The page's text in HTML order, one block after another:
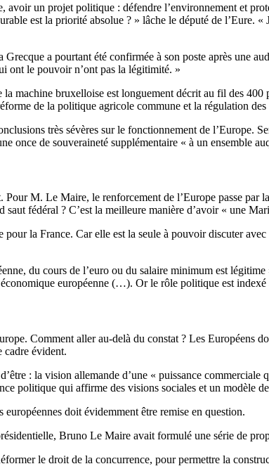
avoir un projet politique : défendre l’environnement et
est la priorité absolue ? » lâche le député de l’Eure.
a pourtant été confirmée à son poste après une
ont le pouvoir n’ont pas la légitimité. »
machine bruxelloise est longuement décrit au fil des
de la politique agricole commune et la régulation
très sévères sur le fonctionnement de l’Europe.
once de souveraineté supplémentaire « à un ensemble
M. Le Maire, le renforcement de l’Europe passe
saut fédéral ? C’est la meilleure manière d’avoir « une
pour la France. Car elle est la seule à pouvoir discuter
du cours de l’euro ou du salaire minimum est
européenne (…). Or le rôle politique est
Comment aller au-delà du constat ? Les
cadre évident.
: la vision allemande d’une « puissance
politique qui affirme des visions sociales et un modèle
doit évidemment être remise en question.
Bruno Le Maire avait formulé une série de
le droit de la concurrence, pour permettre la